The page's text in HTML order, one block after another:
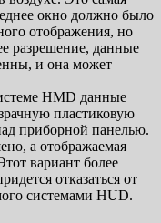
окно должно было
отображения, но
разрешение, данные
и она может
HMD данные
пластиковую
приборной панелью.
а отображаемая
вариант более
отказаться от
системами HUD.